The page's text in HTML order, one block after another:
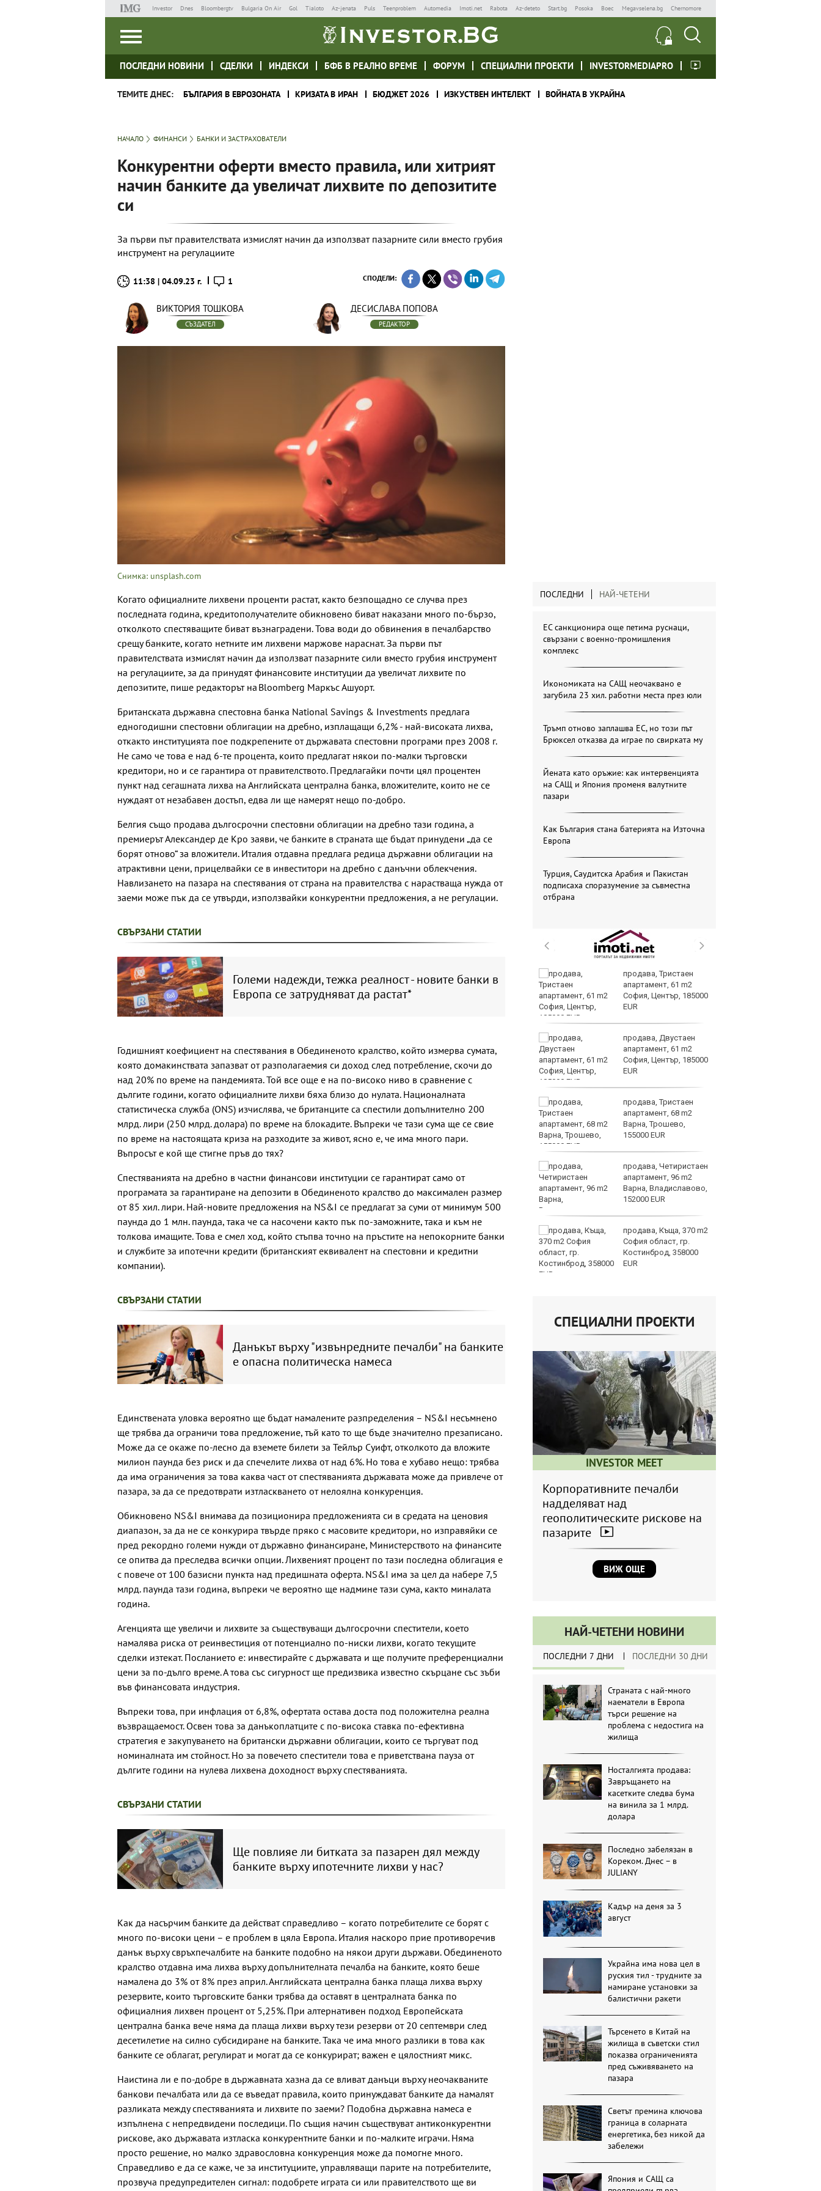
Investor Dnes Bloombergtv Bulgaria On Air Gol Tialoto Az-jenata Puls Teenproblem Automedia Imoti.net Rabota Az-deteto Start.bg Posoka Boec Megavselena.bg Chernomore
ПОСЛЕДНИ НОВИНИ СДЕЛКИ ИНДЕКСИ БФБ В РЕАЛНО ВРЕМЕ ФОРУМ СПЕЦИАЛНИ ПРОЕКТИ INVESTORMEDIAPRO
ТЕМИТЕ ДНЕС: БЪЛГАРИЯ В ЕВРОЗОНАТА КРИЗАТА В ИРАН БЮДЖЕТ 2026 ИЗКУСТВЕН ИНТЕЛЕКТ ВОЙНАТА В УКРАЙНА
НАЧАЛО ФИНАНСИ БАНКИ И ЗАСТРАХОВАТЕЛИ
Конкурентни оферти вместо правила, или хитрият
начин банките да увеличат лихвите по депозитите
си
За първи път правителствата измислят начин да използват пазарните сили вместо грубия
инструмент на регулациите
11:38 | 04.09.23 г. 1 СПОДЕЛИ:
ВИКТОРИЯ ТОШКОВА
СЪЗДАТЕЛ
ДЕСИСЛАВА ПОПОВА
РЕДАКТОР
Снимка: unsplash.com
Когато официалните лихвени проценти растат, както безпощадно се случва през
последната година, кредитополучателите обикновено биват наказани много по-бързо,
отколкото спестяващите биват възнаградени. Това води до обвинения в печалбарство
срещу банките, когато нетните им лихвени маржове нараснат. За първи път
правителствата измислят начин да използват пазарните сили вместо грубия инструмент
на регулациите, за да принудят финансовите институции да увеличат лихвите по
депозитите, пише редакторът на Bloomberg Маркъс Ашуорт.
Британската държавна спестовна банка National Savings & Investments предлага
едногодишни спестовни облигации на дребно, изплащащи 6,2% - най-високата лихва,
откакто институцията пое подкрепените от държавата спестовни програми през 2008 г.
Не само че това е над 6-те процента, които предлагат някои по-малки търговски
кредитори, но и се гарантира от правителството. Предлагайки почти цял процентен
пункт над сегашната лихва на Английската централна банка, вложителите, които не се
нуждаят от незабавен достъп, едва ли ще намерят нещо по-добро.
Белгия също продава дългосрочни спестовни облигации на дребно тази година, а
премиерът Александер де Кро заяви, че банките в страната ще бъдат принудени „да се
борят отново“ за вложители. Италия отдавна предлага редица държавни облигации на
атрактивни цени, прицелвайки се в инвеститори на дребно с данъчни облекчения.
Навлизането на пазара на спестявания от страна на правителства с нарастваща нужда от
заеми може пък да се утвърди, използвайки конкурентни предложения, а не регулации.
СВЪРЗАНИ СТАТИИ
Големи надежди, тежка реалност - новите банки в
Европа се затрудняват да растат*
Годишният коефициент на спестявания в Обединеното кралство, който измерва сумата,
която домакинствата запазват от разполагаемия си доход след потребление, скочи до
над 20% по време на пандемията. Той все още е на по-високо ниво в сравнение с
дългите години, когато официалните лихви бяха близо до нулата. Националната
статистическа служба (ONS) изчислява, че британците са спестили допълнително 200
млрд. лири (250 млрд. долара) по време на блокадите. Въпреки че тази сума ще се свие
по време на настоящата криза на разходите за живот, ясно е, че има много пари.
Въпросът е кой ще стигне пръв до тях?
Спестяванията на дребно в частни финансови институции се гарантират само от
програмата за гарантиране на депозити в Обединеното кралство до максимален размер
от 85 хил. лири. Най-новите предложения на NS&I се предлагат за суми от минимум 500
паунда до 1 млн. паунда, така че са насочени както пък по-заможните, така и към не
толкова имащите. Това е смел ход, който стъпва точно на пръстите на непокорните банки
и службите за ипотечни кредити (британският еквивалент на спестовни и кредитни
компании).
СВЪРЗАНИ СТАТИИ
Данъкът върху "извънредните печалби" на банките
е опасна политическа намеса
Единствената уловка вероятно ще бъдат намалените разпределения – NS&I несъмнено
ще трябва да ограничи това предложение, тъй като то ще бъде значително презаписано.
Може да се окаже по-лесно да вземете билети за Тейлър Суифт, отколкото да вложите
милион паунда без риск и да спечелите лихва от над 6%. Но това е хубаво нещо: трябва
да има ограничения за това каква част от спестяванията държавата може да привлече от
пазара, за да се предотврати изтласкването от нелоялна конкуренция.
Обикновено NS&I внимава да позиционира предложенията си в средата на ценовия
диапазон, за да не се конкурира твърде пряко с масовите кредитори, но изправяйки се
пред рекордно големи нужди от държавно финансиране, Министерството на финансите
се опитва да преследва всички опции. Лихвеният процент по тази последна облигация е
с повече от 100 базисни пункта над предишната оферта. NS&I има за цел да набере 7,5
млрд. паунда тази година, въпреки че вероятно ще надмине тази сума, както миналата
година.
Агенцията ще увеличи и лихвите за съществуващи дългосрочни спестители, което
намалява риска от реинвестиция от потенциално по-ниски лихви, когато текущите
сделки изтекат. Посланието е: инвестирайте с държавата и ще получите преференциални
цени за по-дълго време. А това със сигурност ще предизвика известно скърцане със зъби
във финансовата индустрия.
Въпреки това, при инфлация от 6,8%, офертата остава доста под положителна реална
възвращаемост. Освен това за данъкоплатците с по-висока ставка по-ефективна
стратегия е закупуването на британски държавни облигации, които се търгуват под
номиналната им стойност. Но за повечето спестители това е приветствана пауза от
дългите години на нулева лихвена доходност върху спестяванията.
СВЪРЗАНИ СТАТИИ
Ще повлияе ли битката за пазарен дял между
банките върху ипотечните лихви у нас?
Как да насърчим банките да действат справедливо – когато потребителите се борят с
много по-високи цени – е проблем в цяла Европа. Италия наскоро прие противоречив
данък върху свръхпечалбите на банките подобно на някои други държави. Обединеното
кралство отдавна има лихва върху допълнителната печалба на банките, която беше
намалена до 3% от 8% през април. Английската централна банка плаща лихва върху
резервите, които търговските банки трябва да оставят в централната банка по
официалния лихвен процент от 5,25%. При алтернативен подход Европейската
централна банка вече няма да плаща лихви върху тези резерви от 20 септември след
десетилетие на силно субсидиране на банките. Така че има много разлики в това как
банките се облагат, регулират и могат да се конкурират; важен е цялостният микс.
Наистина ли е по-добре в държавната хазна да се вливат данъци върху неочакваните
банкови печалбата или да се въведат правила, които принуждават банките да намалят
разликата между спестяванията и лихвите по заеми? Подобна държавна намеса е
изпълнена с непредвидени последици. По същия начин съществуват антиконкурентни
рискове, ако държавата изтласка конкурентните банки и по-малките играчи. Няма
просто решение, но малко здравословна конкуренция може да помогне много.
Справедливо е да се каже, че за институциите, управляващи парите на потребителите,
прозвуча предупредителен сигнал: подобрете играта си или правителството ще ви
ПОСЛЕДНИ НАЙ-ЧЕТЕНИ
ЕС санкционира още петима руснаци,
свързани с военно-промишления
комплекс
Икономиката на САЩ неочаквано е
загубила 23 хил. работни места през юли
Тръмп отново заплашва ЕС, но този път
Брюксел отказва да играе по свирката му
Йената като оръжие: как интервенцията
на САЩ и Япония променя валутните
пазари
Как България стана батерията на Източна
Европа
Турция, Саудитска Арабия и Пакистан
подписаха споразумение за съвместна
отбрана
Пуснаха тока в КАТ
Варна
добива нефт и газ в
петимата младежи за
убийството в Пловдив
Варненско, БАБХ зове:
докосвайте!
Сигнализирайте!
БАБХ спря над 150
тона стоки от трети
държави за юли
продава, Тристаен
апартамент, 61 m2
София, Център, 185000
EUR
продава, Двустаен
апартамент, 61 m2
София, Център, 185000
EUR
продава, Тристаен
апартамент, 68 m2
Варна, Трошево,
155000 EUR
продава, Четиристаен
апартамент, 96 m2
Варна, Владиславово,
152000 EUR
продава, Къща, 370 m2
София област, гр.
Костинброд, 358000
EUR
СПЕЦИАЛНИ ПРОЕКТИ
INVESTOR MEET
Корпоративните печалби
надделяват над
геополитическите рискове на
пазарите
ВИЖ ОЩЕ
НАЙ-ЧЕТЕНИ НОВИНИ
ПОСЛЕДНИ 7 ДНИ ПОСЛЕДНИ 30 ДНИ
Страната с най-много
наематели в Европа
търси решение на
проблема с недостига на
жилища
Носталгията продава:
Завръщането на
касетките следва бума
на винила за 1 млрд.
долара
Последно забелязан в
Кореком. Днес – в
JULIANY
Кадър на деня за 3
август
Украйна има нова цел в
руския тил - трудните за
намиране установки за
балистични ракети
Търсенето в Китай на
жилища в съветски стил
показва ограниченията
пред съживяването на
пазара
Светът премина ключова
граница в соларната
енергетика, без никой да
забележи
Япония и САЩ са